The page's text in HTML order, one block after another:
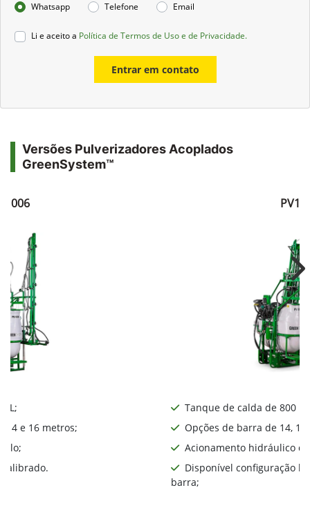
Whatsapp Telefone Email
Li e aceito a Política de Termos de Uso e de Privacidade.
Entrar em contato
Versões Pulverizadores Acoplados
GreenSystem™
L;
14 e 16 metros;
Tanque de calda de 800 L;
Opções de barra de 14,
Acionamento hidráulico
Disponível configuração
barra;